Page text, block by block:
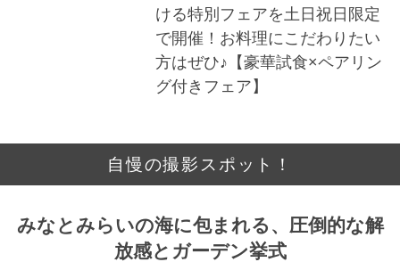
ける特別フェアを土日祝日限定
で開催！お料理にこだわりたい
方はぜひ♪【豪華試食×ペアリン
グ付きフェア】
自慢の撮影スポット！
みなとみらいの海に包まれる、圧倒的な解
放感とガーデン挙式